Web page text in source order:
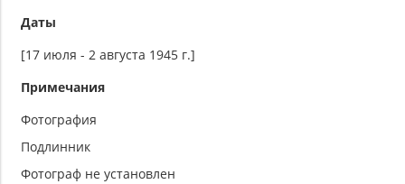
Даты
[17 июля - 2 августа 1945 г.]
Примечания
Фотография
Подлинник
Фотограф не установлен